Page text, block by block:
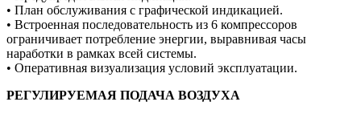
• План обслуживания с графической индикацией.
• Встроенная последовательность из 6 компрессоров
ограничивает потребление энергии, выравнивая часы
наработки в рамках всей системы.
• Оперативная визуализация условий эксплуатации.
РЕГУЛИРУЕМАЯ ПОДАЧА ВОЗДУХА